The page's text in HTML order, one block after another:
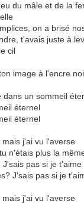
du mâle et de la
on a brisé
t'avais juste à
cil
image à l'encre
dans un sommeil
éternel
éternel
j'ai vu l'averse
n'étais plus la
pas si je t'aime
J'sais pas si je
j'ai vu l'averse